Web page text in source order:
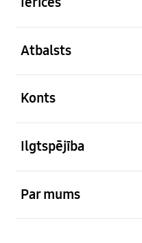
Atbalsts
Konts
Ilgtspējība
Par mums